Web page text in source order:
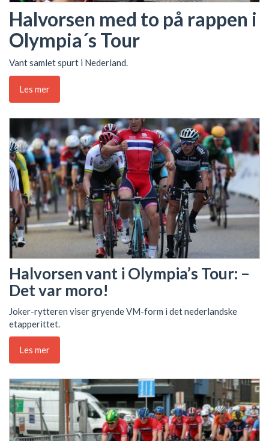
Halvorsen med to på rappen i
Olympia´s Tour
Vant samlet spurt i Nederland.
Les mer
Halvorsen vant i Olympia’s Tour: –
Det var moro!
Joker-rytteren viser gryende VM-form i det nederlandske
etapperittet.
Les mer